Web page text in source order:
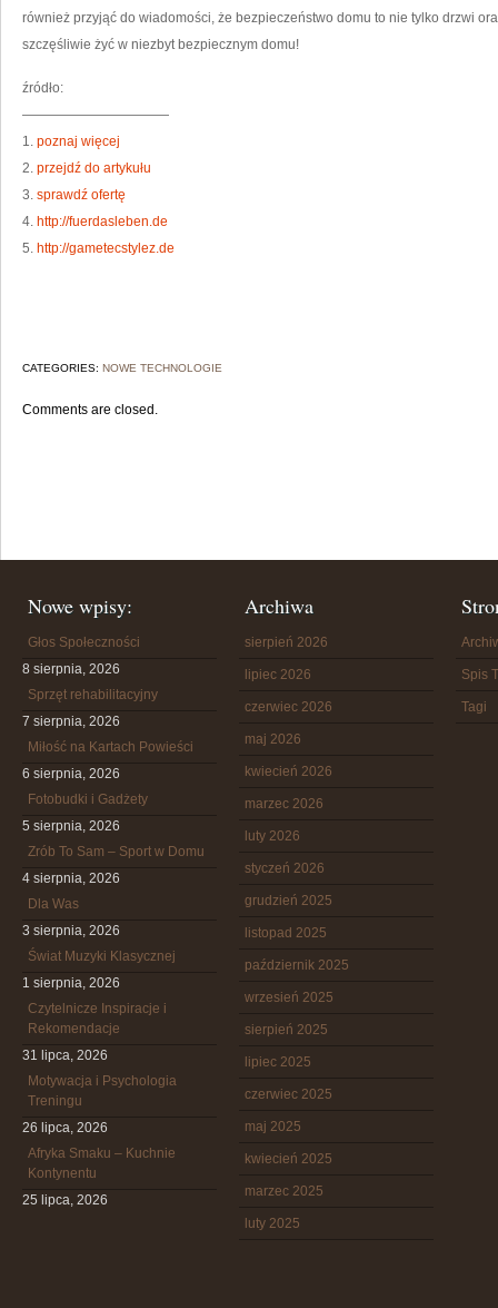
również przyjąć do wiadomości, że bezpieczeństwo domu to nie tylko drzwi
szczęśliwie żyć w niezbyt bezpiecznym domu!
źródło:
———————————
1. poznaj więcej
2. przejdź do artykułu
3. sprawdź ofertę
4. http://fuerdasleben.de
5. http://gametecstylez.de
CATEGORIES: NOWE TECHNOLOGIE
Comments are closed.
Nowe wpisy:
Głos Społeczności
8 sierpnia, 2026
Sprzęt rehabilitacyjny
7 sierpnia, 2026
Miłość na Kartach Powieści
6 sierpnia, 2026
Fotobudki i Gadżety
5 sierpnia, 2026
Zrób To Sam – Sport w Domu
4 sierpnia, 2026
Dla Was
3 sierpnia, 2026
Świat Muzyki Klasycznej
1 sierpnia, 2026
Czytelnicze Inspiracje i
Rekomendacje
31 lipca, 2026
Motywacja i Psychologia
Treningu
26 lipca, 2026
Afryka Smaku – Kuchnie
Kontynentu
25 lipca, 2026
Archiwa
sierpień 2026
lipiec 2026
czerwiec 2026
maj 2026
kwiecień 2026
marzec 2026
luty 2026
styczeń 2026
grudzień 2025
listopad 2025
październik 2025
wrzesień 2025
sierpień 2025
lipiec 2025
czerwiec 2025
maj 2025
kwiecień 2025
marzec 2025
luty 2025
Spis
Tagi